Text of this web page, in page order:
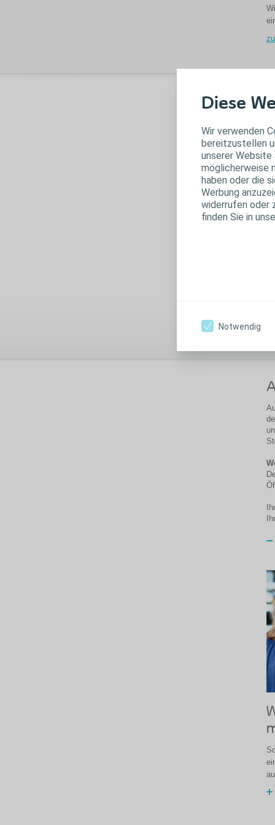
Diese
Wir verwenden
bereitzustellen
unserer Website
möglicherweise
haben oder die
Werbung
widerrufen oder
finden Sie in
Notwendig